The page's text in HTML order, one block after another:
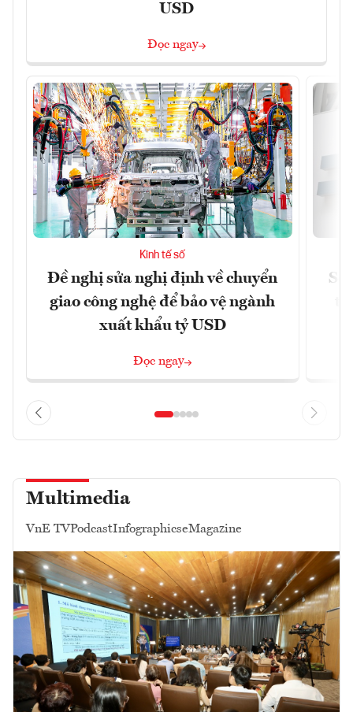
USD
Đọc ngay
Kinh tế số
Đề nghị sửa nghị định về chuyển
giao công nghệ để bảo vệ ngành
xuất khẩu tỷ USD
Đọc ngay
Multimedia
VnE TVPodcastInfographicseMagazine